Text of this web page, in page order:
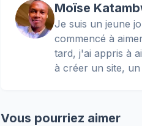
Moïse
Je suis un jeune
commencé à
tard, j'ai appris à
à créer un site,
Vous pourriez aimer